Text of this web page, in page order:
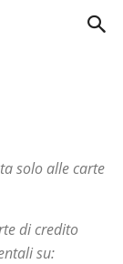
solo alle carte
di credito
su: